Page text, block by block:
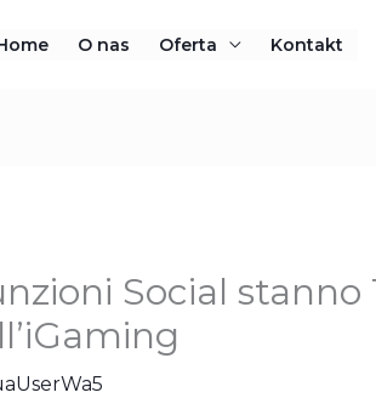
O nas Oferta Kontakt
Social